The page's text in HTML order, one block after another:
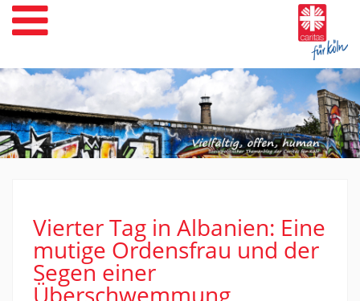
Weiter
zum
Inhalt
Vierter Tag in Albanien: Eine
mutige Ordensfrau und der
Segen einer
Überschwemmung